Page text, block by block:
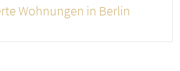
Wohnungen in Berlin